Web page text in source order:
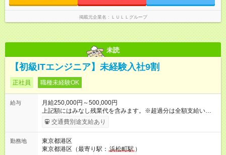
なし残業代を含みます。※超過分は全額支給いたします。 みな
別途支給いたします ※研修期間中（最大12ヶ月間）も、試用期
掲載元企業名 ＬＵＬＬグループ
未読
【初級ITエンジニア】未経験入社9割
正社員 職種未経験OK
給与
月給250,000円～500,000円
上記額にはみなし残業代を含みます。※超過分は全額支給いたし
ます。 みなし残業代 21,675円／月 みなし残業時間 12時間／月 -
------------------------------------------------------- ≪経験者の方は以下と
万円～＋業績賞与＋交通費＋各種手当 ※固定残業代（30時間/6
万6，610円分）を含む。超過分は追加支給いたします 能力やス
交通費別途支給あり
勤務地
東京都港区
東京都港区（最寄り駅： 浜松町駅 ）